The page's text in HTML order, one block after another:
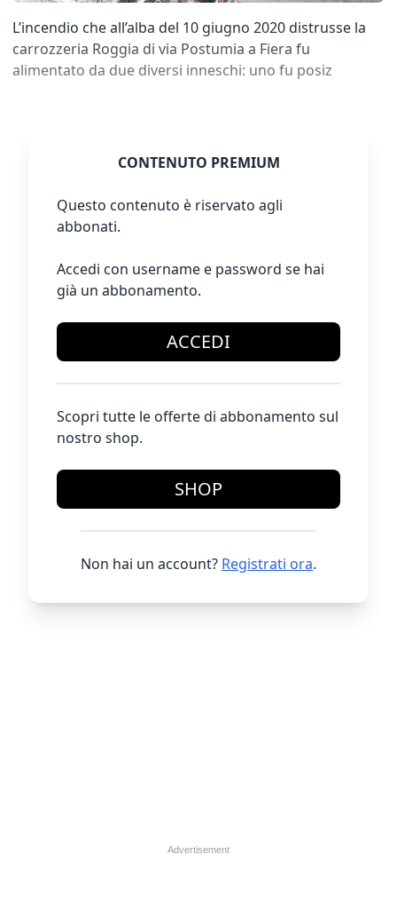
L’incendio che all’alba del 10 giugno 2020 distrusse la
carrozzeria Roggia di via Postumia a Fiera fu
alimentato da due diversi inneschi: uno fu posiz
CONTENUTO PREMIUM
Questo contenuto è riservato agli
abbonati.
Accedi con username e password se hai
già un abbonamento.
ACCEDI
Scopri tutte le offerte di abbonamento sul
nostro shop.
SHOP
Non hai un account? Registrati ora.